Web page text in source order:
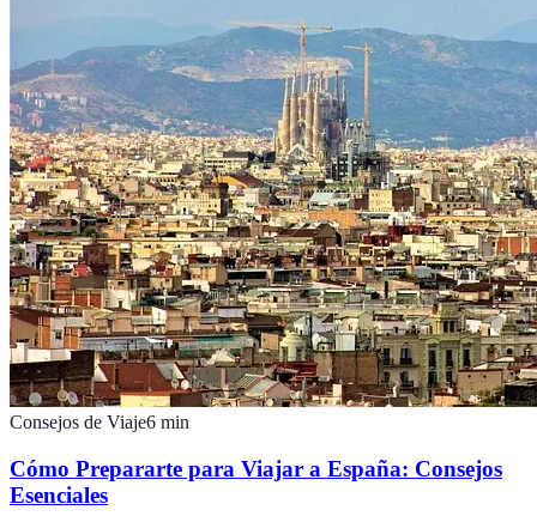
Consejos de Viaje6 min
Cómo Prepararte para Viajar a España: Consejos
Esenciales